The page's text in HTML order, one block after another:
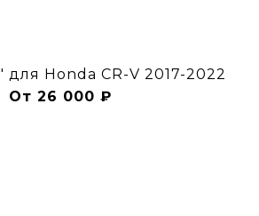
для Honda CR-V 2017-2022
От 26 000 ₽